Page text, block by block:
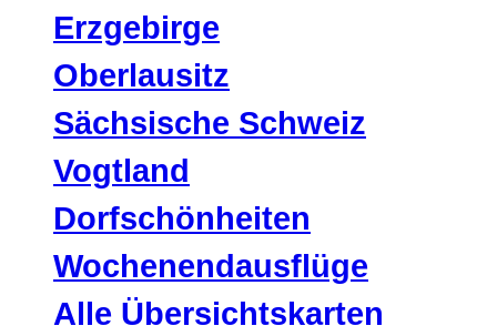
Erzgebirge
Oberlausitz
Sächsische Schweiz
Vogtland
Dorfschönheiten
Wochenendausflüge
Alle Übersichtskarten